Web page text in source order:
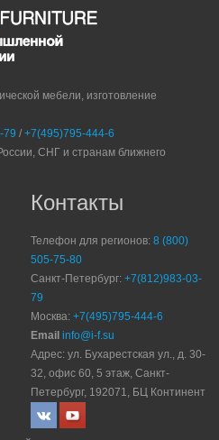
мебели, изготовление
79 / +7(495)795-444-6
СНГ и странам ближнего
Контакты
Телефон для регионов: 8 (800)
505-75-80
Санкт-Петербург: +7(812)983-03-
79
Москва: +7(495)795-444-6
Email info@i-f.su
Адрес: ул. Бухарестская ул., д. 30-
32, офис 60, 5 этаж, Санкт-
Петербург, 192071, БЦ Континент